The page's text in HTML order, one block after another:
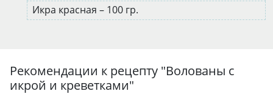
Икра красная – 100 гр.
Рекомендации к рецепту "Волованы с
икрой и креветками"